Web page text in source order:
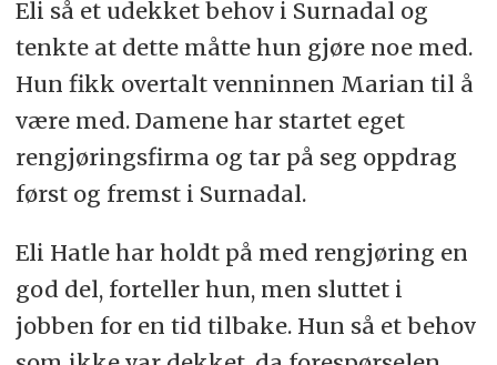
Eli så et udekket behov i Surnadal og
tenkte at dette måtte hun gjøre noe med.
Hun fikk overtalt venninnen Marian til å
være med. Damene har startet eget
rengjøringsfirma og tar på seg oppdrag
først og fremst i Surnadal.
Eli Hatle har holdt på med rengjøring en
god del, forteller hun, men sluttet i
jobben for en tid tilbake. Hun så et behov